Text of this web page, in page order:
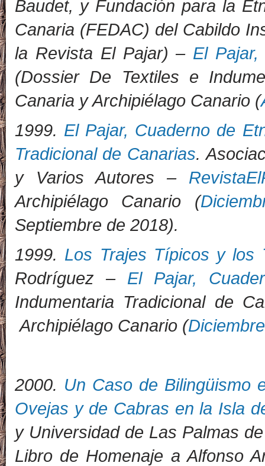
Baudet, y Fundación para la
Canaria (FEDAC) del Cabildo
la Revista El Pajar) – El
(Dossier De Textiles e
Canaria y Archipiélago Canario (
1999. El Pajar, Cuaderno de
Tradicional de Canarias.
y Varios Autores –
Archipiélago Canario (
Septiembre de 2018).
1999. Los Trajes Típicos y los
Rodríguez – El Pajar,
Indumentaria Tradicional de
Archipiélago Canario (
2000. Un Caso de Bilingüismo
Ovejas y de Cabras en la Isla
y Universidad de Las Palmas
Libro de Homenaje a Alfonso